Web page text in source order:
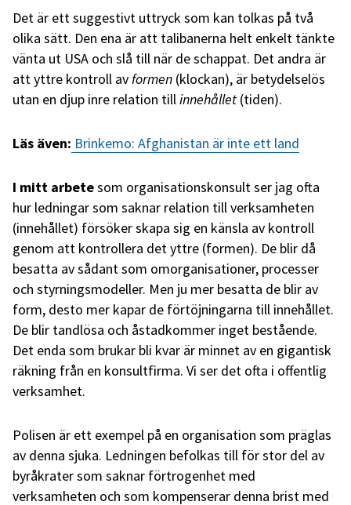
Det är ett suggestivt uttryck som kan tolkas på två
olika sätt. Den ena är att talibanerna helt enkelt tänkte
vänta ut USA och slå till när de schappat. Det andra är
att yttre kontroll avformen (klockan), är betydelselös
utan en djup inre relation tillinnehållet (tiden).
Läs även: Brinkemo: Afghanistan är inte ett land
I mitt arbetesom organisationskonsult ser jag ofta
hur ledningar som saknar relation till verksamheten
(innehållet) försöker skapa sig en känsla av kontroll
genom att kontrollera det yttre (formen). De blir då
besatta av sådant som omorganisationer, processer
och styrningsmodeller. Men ju mer besatta de blir av
form, desto mer kapar de förtöjningarna till innehållet.
De blir tandlösa och åstadkommer inget bestående.
Det enda som brukar bli kvar är minnet av en gigantisk
räkning från en konsultfirma. Vi ser det ofta i offentlig
verksamhet.
Polisen är ett exempel på en organisation som präglas
av denna sjuka. Ledningen befolkas till för stor del av
byråkrater som saknar förtrogenhet med
verksamheten och som kompenserar denna brist med